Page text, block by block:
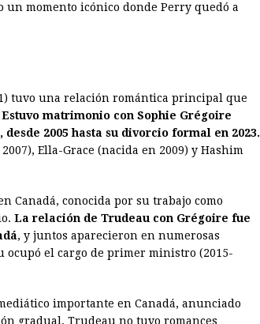
momento icónico donde Perry quedó a
tuvo una relación romántica principal que
Estuvo matrimonio con Sophie Grégoire
2005 hasta su divorcio formal en 2023.
Ella-Grace (nacida en 2009) y Hashim
Canadá, conocida por su trabajo como
La relación de Trudeau con Grégoire fue
, y juntos aparecieron en numerosas
ocupó el cargo de primer ministro (2015-
importante en Canadá, anunciado
gradual. Trudeau no tuvo romances